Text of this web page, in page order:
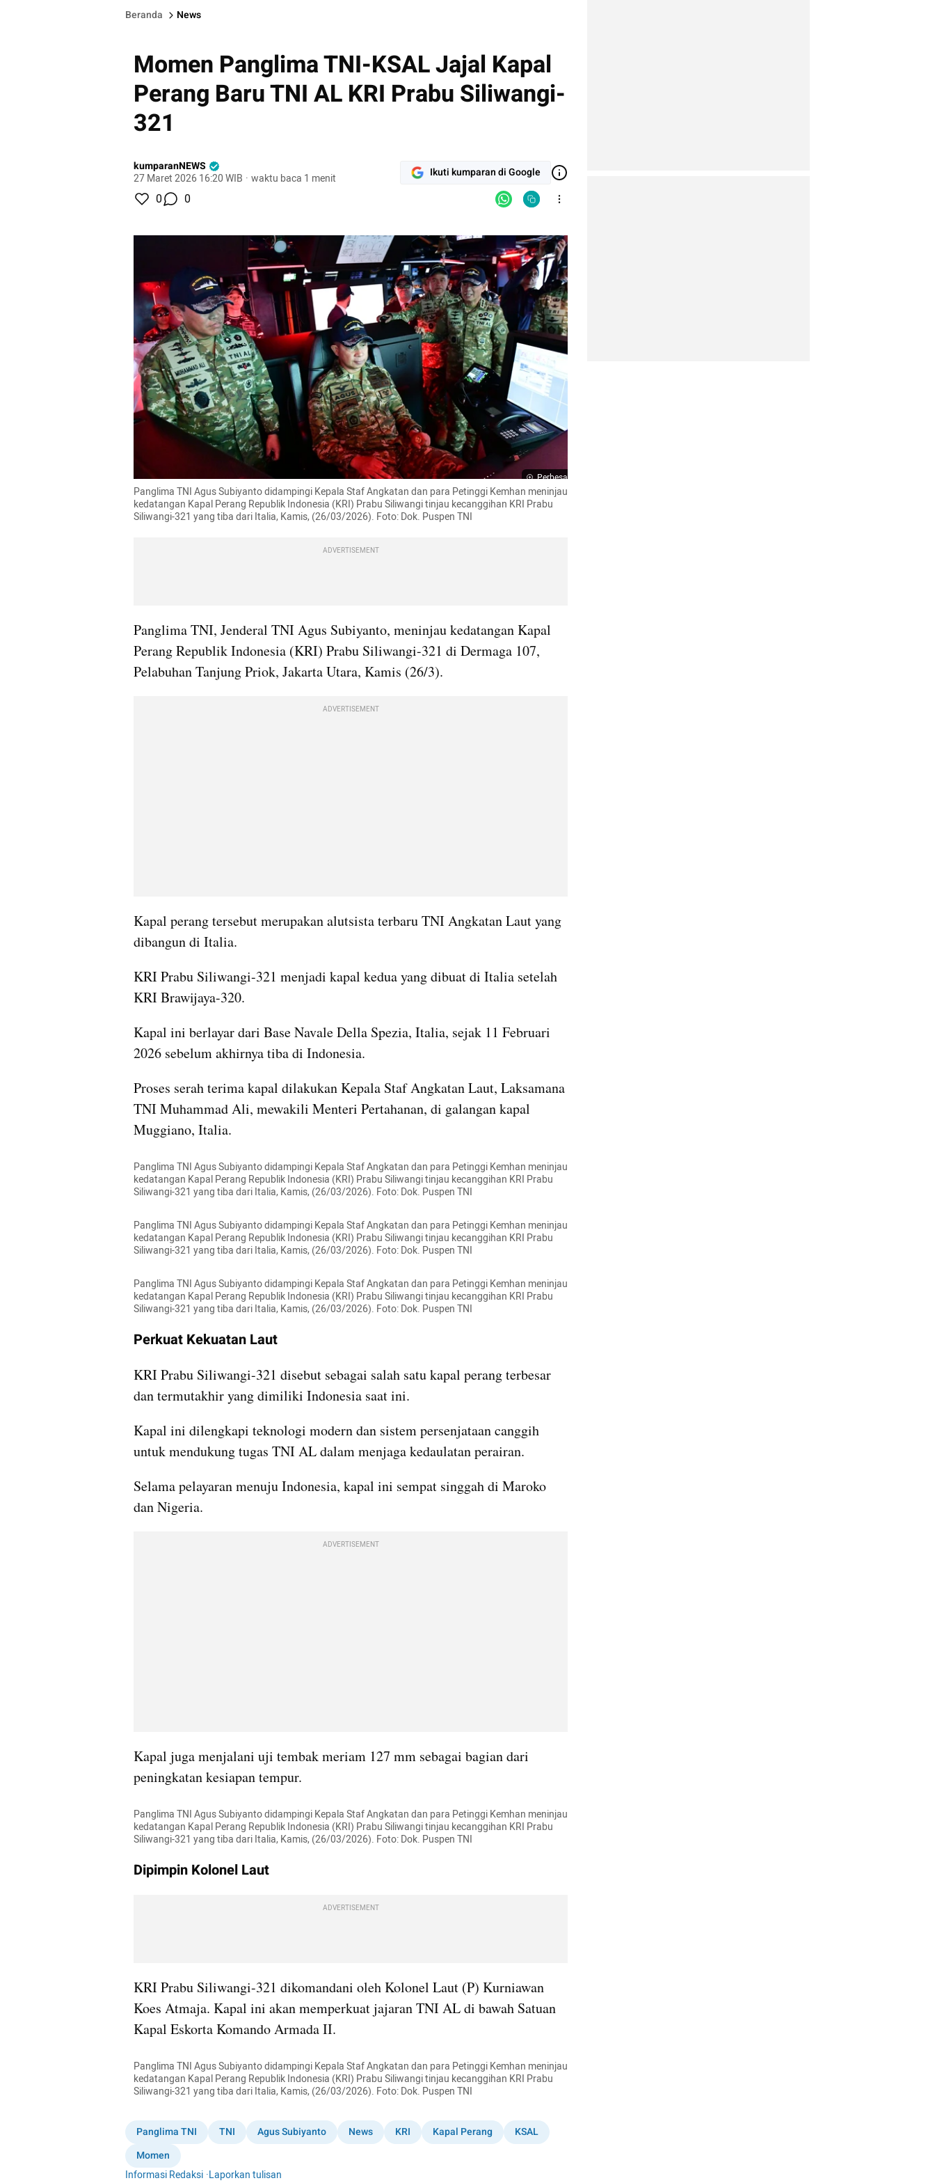
Beranda News
Momen Panglima TNI-KSAL Jajal Kapal
Perang Baru TNI AL KRI Prabu Siliwangi-
321
kumparanNEWS
27 Maret 2026 16:20 WIB · waktu baca 1 menit Ikuti kumparan di Google
0 0
Perbesar
Panglima TNI Agus Subiyanto didampingi Kepala Staf Angkatan dan para Petinggi Kemhan meninjau
kedatangan Kapal Perang Republik Indonesia (KRI) Prabu Siliwangi tinjau kecanggihan KRI Prabu
Siliwangi-321 yang tiba dari Italia, Kamis, (26/03/2026). Foto: Dok. Puspen TNI
ADVERTISEMENT
Panglima TNI, Jenderal TNI Agus Subiyanto, meninjau kedatangan Kapal
Perang Republik Indonesia (KRI) Prabu Siliwangi-321 di Dermaga 107,
Pelabuhan Tanjung Priok, Jakarta Utara, Kamis (26/3).
ADVERTISEMENT
Kapal perang tersebut merupakan alutsista terbaru TNI Angkatan Laut yang
dibangun di Italia.
KRI Prabu Siliwangi-321 menjadi kapal kedua yang dibuat di Italia setelah
KRI Brawijaya-320.
Kapal ini berlayar dari Base Navale Della Spezia, Italia, sejak 11 Februari
2026 sebelum akhirnya tiba di Indonesia.
Proses serah terima kapal dilakukan Kepala Staf Angkatan Laut, Laksamana
TNI Muhammad Ali, mewakili Menteri Pertahanan, di galangan kapal
Muggiano, Italia.
Panglima TNI Agus Subiyanto didampingi Kepala Staf Angkatan dan para Petinggi Kemhan meninjau
kedatangan Kapal Perang Republik Indonesia (KRI) Prabu Siliwangi tinjau kecanggihan KRI Prabu
Siliwangi-321 yang tiba dari Italia, Kamis, (26/03/2026). Foto: Dok. Puspen TNI
Panglima TNI Agus Subiyanto didampingi Kepala Staf Angkatan dan para Petinggi Kemhan meninjau
kedatangan Kapal Perang Republik Indonesia (KRI) Prabu Siliwangi tinjau kecanggihan KRI Prabu
Siliwangi-321 yang tiba dari Italia, Kamis, (26/03/2026). Foto: Dok. Puspen TNI
Panglima TNI Agus Subiyanto didampingi Kepala Staf Angkatan dan para Petinggi Kemhan meninjau
kedatangan Kapal Perang Republik Indonesia (KRI) Prabu Siliwangi tinjau kecanggihan KRI Prabu
Siliwangi-321 yang tiba dari Italia, Kamis, (26/03/2026). Foto: Dok. Puspen TNI
Perkuat Kekuatan Laut
KRI Prabu Siliwangi-321 disebut sebagai salah satu kapal perang terbesar
dan termutakhir yang dimiliki Indonesia saat ini.
Kapal ini dilengkapi teknologi modern dan sistem persenjataan canggih
untuk mendukung tugas TNI AL dalam menjaga kedaulatan perairan.
Selama pelayaran menuju Indonesia, kapal ini sempat singgah di Maroko
dan Nigeria.
ADVERTISEMENT
Kapal juga menjalani uji tembak meriam 127 mm sebagai bagian dari
peningkatan kesiapan tempur.
Panglima TNI Agus Subiyanto didampingi Kepala Staf Angkatan dan para Petinggi Kemhan meninjau
kedatangan Kapal Perang Republik Indonesia (KRI) Prabu Siliwangi tinjau kecanggihan KRI Prabu
Siliwangi-321 yang tiba dari Italia, Kamis, (26/03/2026). Foto: Dok. Puspen TNI
Dipimpin Kolonel Laut
ADVERTISEMENT
KRI Prabu Siliwangi-321 dikomandani oleh Kolonel Laut (P) Kurniawan
Koes Atmaja. Kapal ini akan memperkuat jajaran TNI AL di bawah Satuan
Kapal Eskorta Komando Armada II.
Panglima TNI Agus Subiyanto didampingi Kepala Staf Angkatan dan para Petinggi Kemhan meninjau
kedatangan Kapal Perang Republik Indonesia (KRI) Prabu Siliwangi tinjau kecanggihan KRI Prabu
Siliwangi-321 yang tiba dari Italia, Kamis, (26/03/2026). Foto: Dok. Puspen TNI
Panglima TNI TNI Agus Subiyanto News KRI Kapal Perang
KSAL
Momen
Informasi Redaksi ·Laporkan tulisan